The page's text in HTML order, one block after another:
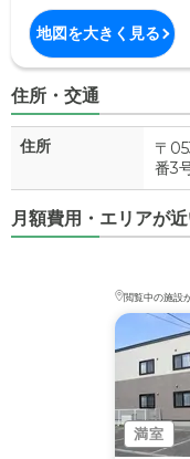
地図を大きく見る
住所・交通
住所 〒
番3
月額費用・エリアが
閲覧中の施設
満室